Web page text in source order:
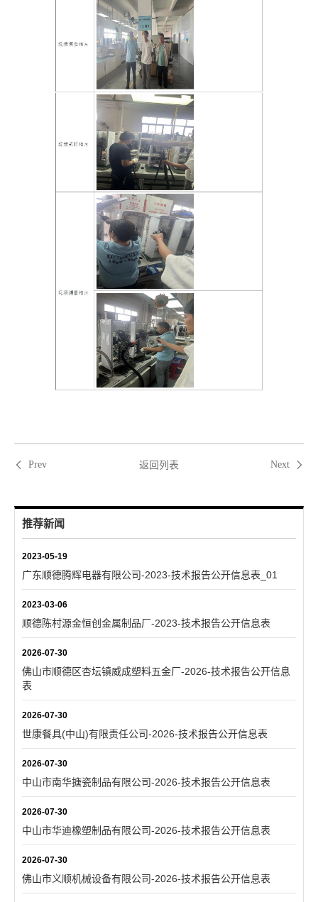
Prev 返回列表 Next
推荐新闻
2023-05-19
广东顺德腾辉电器有限公司-2023-技术报告公开信息表_01
2023-03-06
顺德陈村源金恒创金属制品厂-2023-技术报告公开信息表
2026-07-30
佛山市顺德区杏坛镇威成塑料五金厂-2026-技术报告公开信息
表
2026-07-30
世康餐具(中山)有限责任公司-2026-技术报告公开信息表
2026-07-30
中山市南华搪瓷制品有限公司-2026-技术报告公开信息表
2026-07-30
中山市华迪橡塑制品有限公司-2026-技术报告公开信息表
2026-07-30
佛山市义顺机械设备有限公司-2026-技术报告公开信息表